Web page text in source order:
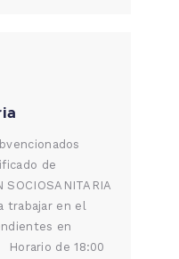
de
SOCIOSANITARIA
trabajar en el
en
de 18:00